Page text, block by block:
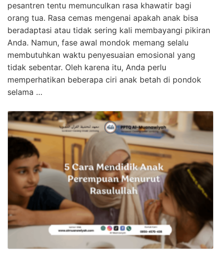
pesantren tentu memunculkan rasa khawatir bagi
orang tua. Rasa cemas mengenai apakah anak bisa
beradaptasi atau tidak sering kali membayangi pikiran
Anda. Namun, fase awal mondok memang selalu
membutuhkan waktu penyesuaian emosional yang
tidak sebentar. Oleh karena itu, Anda perlu
memperhatikan beberapa ciri anak betah di pondok
selama …